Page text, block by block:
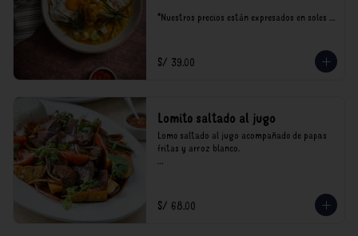
*Nuestros precios están expresados en soles e
S/ 39.00
Lomito saltado al jugo
Lomo saltado al jugo acompañado de papas
fritas y arroz blanco.
consumo.
S/ 68.00